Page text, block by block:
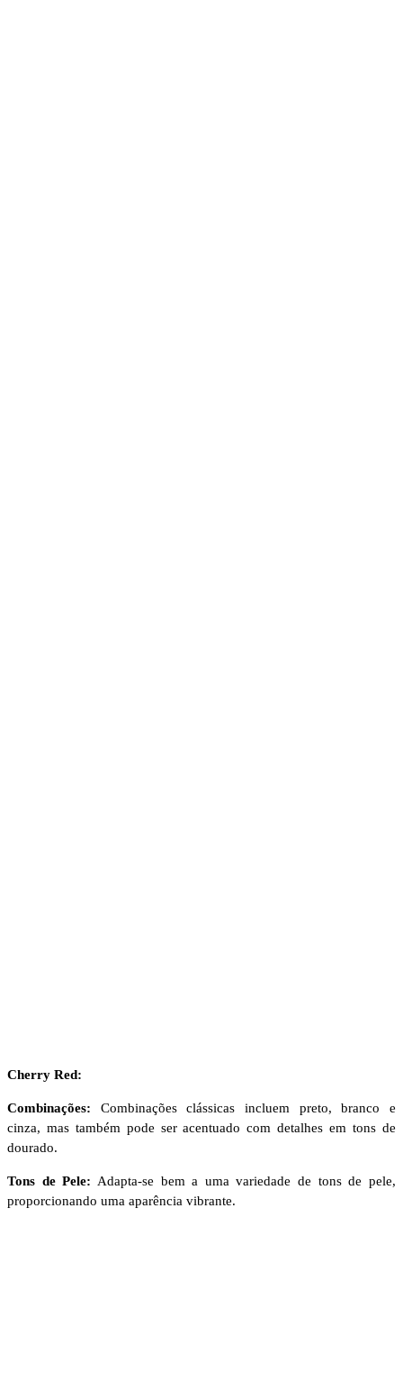
Cherry Red:
Combinações: Combinações clássicas incluem preto, branco e
cinza, mas também pode ser acentuado com detalhes em tons de
dourado.
Tons de Pele: Adapta-se bem a uma variedade de tons de pele,
proporcionando uma aparência vibrante.